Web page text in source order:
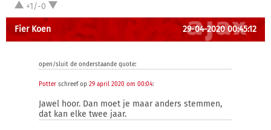
+1/-0
Fier Koen 29-04-2020 00:45:12
open/sluit de onderstaande quote:
Potter schreef op 29 april 2020 om 00:04:
Jawel hoor. Dan moet je maar anders stemmen,
dat kan elke twee jaar.